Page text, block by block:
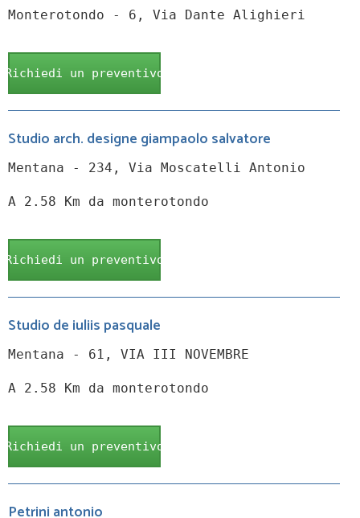
Monterotondo - 6, Via Dante Alighieri
Richiedi un preventivo
Studio arch. designe giampaolo salvatore
Mentana - 234, Via Moscatelli Antonio
A 2.58 Km da monterotondo
Richiedi un preventivo
Studio de iuliis pasquale
Mentana - 61, VIA III NOVEMBRE
A 2.58 Km da monterotondo
Richiedi un preventivo
Petrini antonio